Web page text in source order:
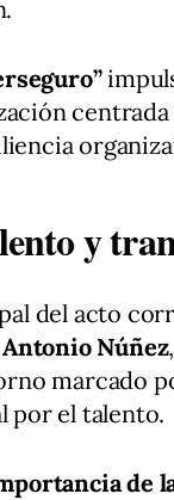
y
del acto
Antonio Núñez
marcado
por el talento.
de